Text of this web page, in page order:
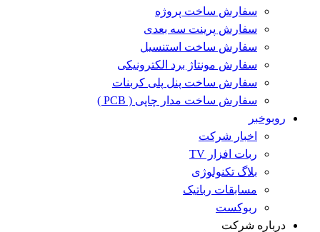
سفارش ساخت پروژه
سفارش پرینت سه بعدی
سفارش ساخت استنسیل
سفارش مونتاژ برد الکترونیکی
سفارش ساخت پنل پلی کربنات
سفارش ساخت مدار چاپی ( PCB )
روبوخبر
اخبار شرکت
ربات افزار TV
بلاگ تکنولوژی
مسابقات رباتیک
ربوکست
درباره شرکت